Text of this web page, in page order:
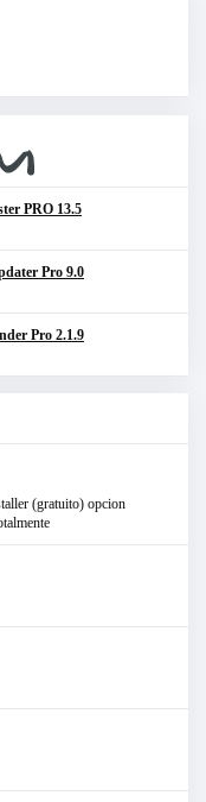
PRO 13.5
Pro 9.0
Pro 2.1.9
(gratuito) opcion